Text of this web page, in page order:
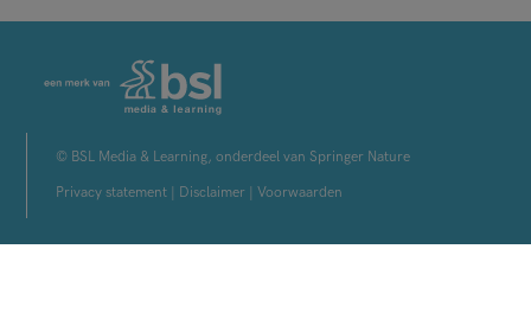
© BSL Media & Learning, onderdeel van Springer Nature
Privacy statement
Disclaimer Voorwaarden